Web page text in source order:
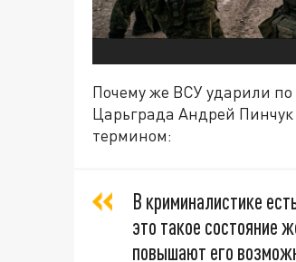
Почему же ВСУ ударили
Царьграда Андрей
термином:
В криминалистике
это такое состояние
повышают его